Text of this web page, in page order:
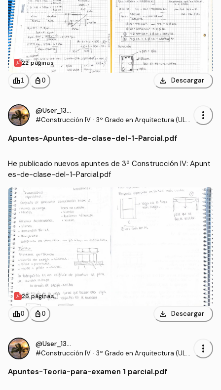
22 páginas
leaderboard1 personal_bag 0 download Descargar
@User_130540
#Construcción IV · 3º Grado en Arquitectura (ULP
more_vert
Apuntes-Apuntes-de-clase-del-1-Parcial.pdf
He publicado nuevos apuntes de 3º Construcción IV: Apunt
es-de-clase-del-1-Parcial.pdf
26 páginas
leaderboard0 personal_bag 0 download Descargar
@User_130540
#Construcción IV · 3º Grado en Arquitectura (ULP
more_vert
Apuntes-Teoria-para-examen 1 parcial.pdf